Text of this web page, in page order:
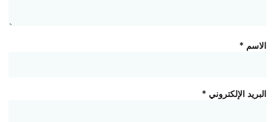
الاسم *
البريد الإلكتروني *